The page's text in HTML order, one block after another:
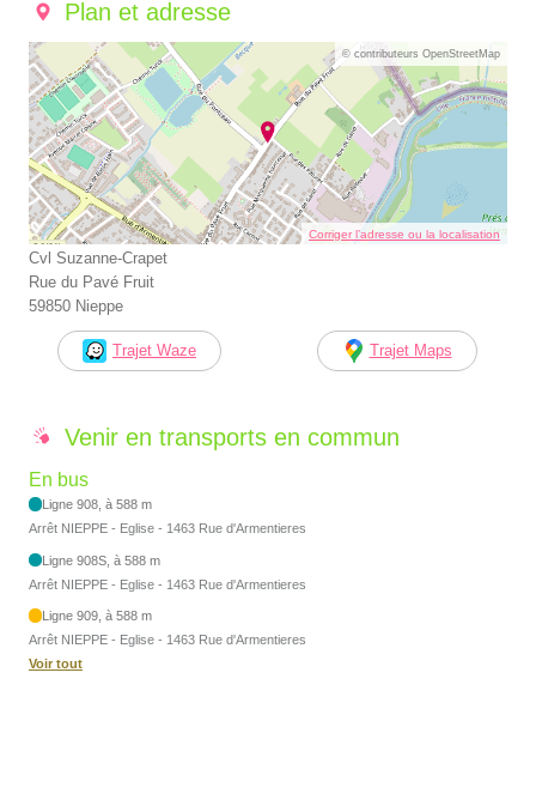
Plan et adresse
© contributeurs OpenStreetMap
Corriger l’adresse ou la localisation
Cvl Suzanne-Crapet
Rue du Pavé Fruit
59850 Nieppe
Trajet Waze Trajet Maps
Venir en transports en commun
En bus
Ligne 908, à 588 m
Arrêt NIEPPE - Eglise - 1463 Rue d'Armentieres
Ligne 908S, à 588 m
Arrêt NIEPPE - Eglise - 1463 Rue d'Armentieres
Ligne 909, à 588 m
Arrêt NIEPPE - Eglise - 1463 Rue d'Armentieres
Voir tout